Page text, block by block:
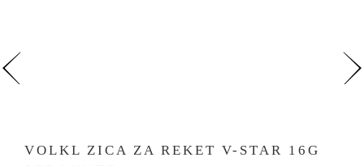
VOLKL ZICA ZA REKET V-STAR 16G